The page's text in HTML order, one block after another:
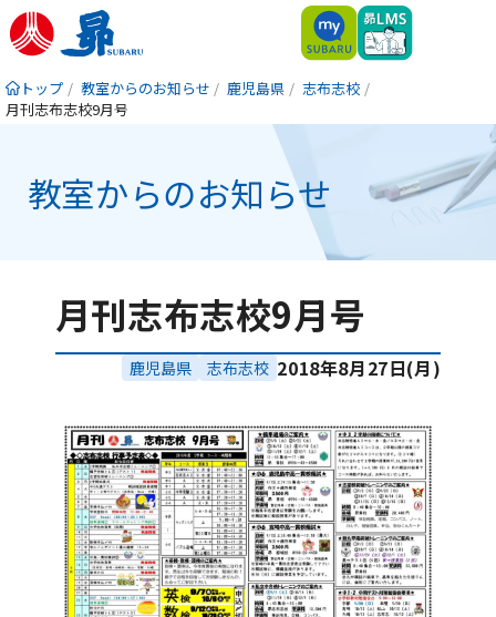
トップ 教室からのお知らせ 鹿児島県
志布志校
月刊志布志校9月号
教室からのお知らせ
月刊志布志校9月号
鹿児島県 志布志校 2018年8月27日(月)